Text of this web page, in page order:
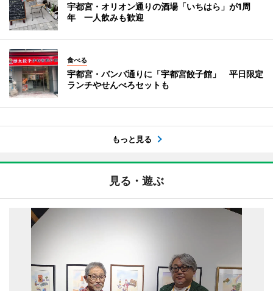
宇都宮・オリオン通りの酒場「いちはら」が1周
年 一人飲みも歓迎
食べる
宇都宮・バンバ通りに「宇都宮餃子館」 平日限定
ランチやせんべろセットも
もっと見る
見る・遊ぶ